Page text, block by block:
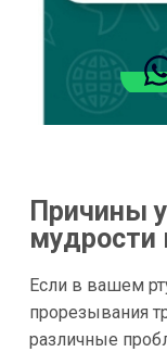
Причины
мудрости
Если в вашем
прорезывания
различные